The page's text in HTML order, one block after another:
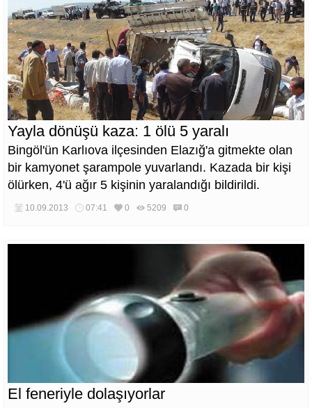
Yayla dönüşü kaza: 1 ölü 5 yaralı
Bingöl'ün Karlıova ilçesinden Elazığ'a gitmekte olan
bir kamyonet şarampole yuvarlandı. Kazada bir kişi
ölürken, 4'ü ağır 5 kişinin yaralandığı bildirildi.
10.09.2013 07:41 0 5209 0
El feneriyle dolaşıyorlar